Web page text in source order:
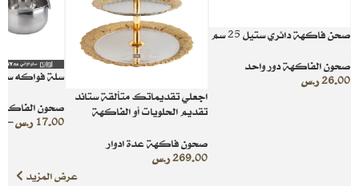
صحن فاكهة دائري ستيل 25 سم
صحون الفاكهة دور واحد
26.00ر.س
اجعلي تقديماتك متألقة ستاند
تقديم الحلويات أو الفاكهة
صحون فاكهة عدة ادوار
269.00ر.س
سلة فواكه
صحون
17.00 ر.س–
عرض المزيد